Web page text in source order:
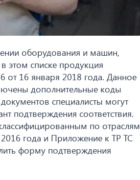
оборудования и машин,
этом списке продукция
от 16 января 2018 года. Данное
дополнительные коды
специалисты могут
подтверждения соответствия.
по отраслям
года и Приложение к ТР ТС
форму подтверждения